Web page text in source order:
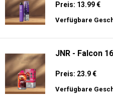
Preis: 13.99 €
Verfügbare
JNR - Falcon
Preis: 23.9 €
Verfügbare